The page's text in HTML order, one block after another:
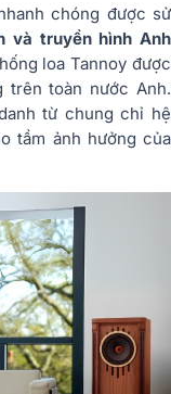
chóng được sử
và truyền hình Anh
loa Tannoy được
trên toàn nước Anh.
từ chung chỉ hệ
tầm ảnh hưởng của